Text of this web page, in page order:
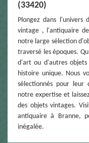
(33420)
Plongez dans l'univers
vintage , l'antiquaire
notre large sélection
traversé les époques.
d'art ou d'autres
histoire unique. Nous
sélectionnés pour
notre expertise et
des objets vintages.
antiquaire à Branne,
inégalée.